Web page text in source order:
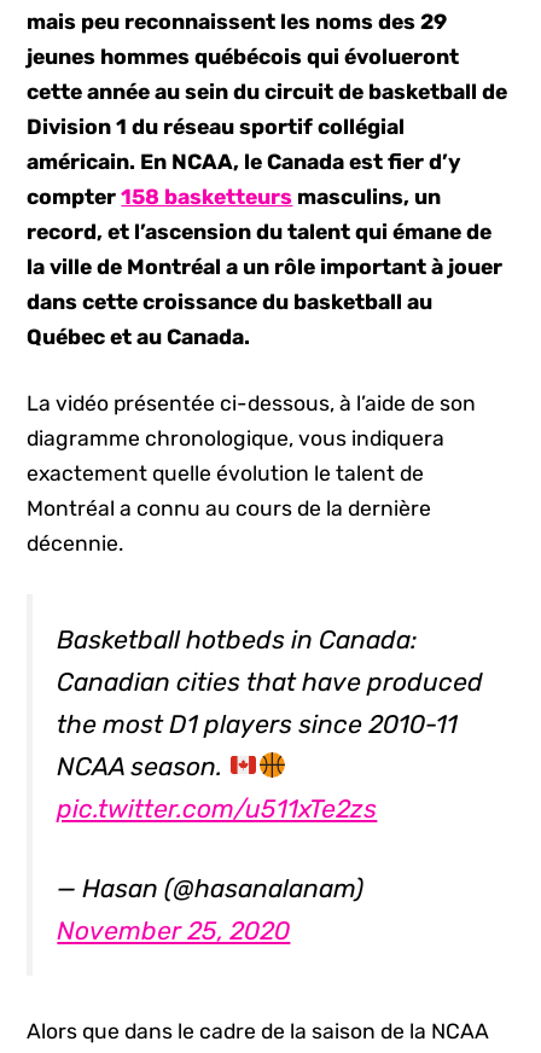
mais peu reconnaissent les noms des 29
jeunes hommes québécois qui évolueront
cette année au sein du circuit de basketball de
Division 1 du réseau sportif collégial
américain. En NCAA, le Canada est fier d’y
compter158 basketteurs masculins, un
record, et l’ascension du talent qui émane de
la ville de Montréal a un rôle important à jouer
dans cette croissance du basketball au
Québec et au Canada.
La vidéo présentée ci-dessous, à l’aide de son
diagramme chronologique, vous indiquera
exactement quelle évolution le talent de
Montréal a connu au cours de la dernière
décennie.
Basketball hotbeds in Canada:
Canadian cities that have produced
the most D1 players since 2010-11
NCAA season.
pic.twitter.com/u511xTe2zs
— Hasan (@hasanalanam)
November 25, 2020
Alors que dans le cadre de la saison de la NCAA